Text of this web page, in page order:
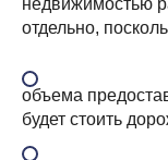
недвижимостью
отдельно,
объема
будет стоить